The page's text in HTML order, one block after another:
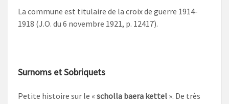
La commune est titulaire de la croix de guerre 1914-
1918 (J.O. du 6 novembre 1921, p. 12417).
Surnoms et Sobriquets
Petite histoire sur le « scholla baera kettel ». De très